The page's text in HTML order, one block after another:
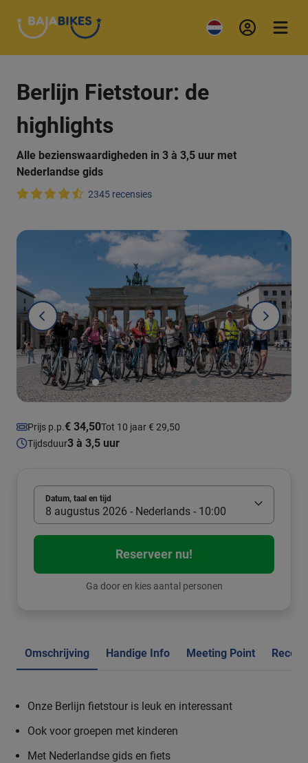
Berlijn Fietstour: de
highlights
Alle bezienswaardigheden in 3 à 3,5 uur met
Nederlandse gids
2345 recensies
Prijs p.p.€ 34,50Tot 10 jaar € 29,50
Tijdsduur3 à 3,5 uur
Datum, taal en tijd
8 augustus 2026 - Nederlands - 10:00
Reserveer nu!
Ga door en kies aantal personen
Omschrijving Handige Info Meeting Point
Onze Berlijn fietstour is leuk en interessant
Ook voor groepen met kinderen
Met Nederlandse gids en fiets